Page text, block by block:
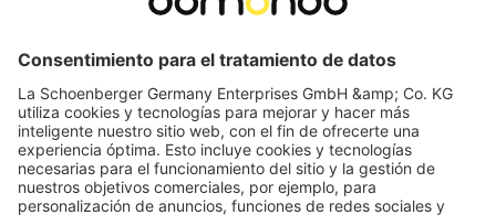
Categorías populares
Persianas
Estores enrollables
Cortinas plisadas
Venecianas
Ayuda
Preguntas frecuentes
Devoluciones y Reclamaciones
Newsletter
Quiénes somos
Por qué elegir Domondo
Lo que dicen nuestros clientes
Compra con total seguridad